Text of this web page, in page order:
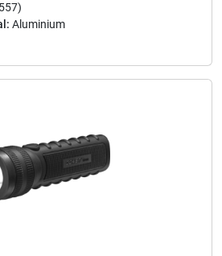
Aluminium